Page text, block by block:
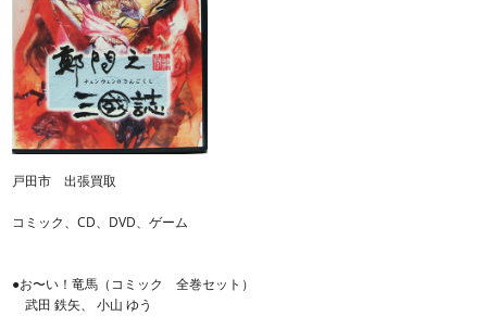
戸田市 出張買取
コミック、CD、DVD、ゲーム
●お〜い！竜馬（コミック 全巻セット）
武田 鉄矢、 小山 ゆう